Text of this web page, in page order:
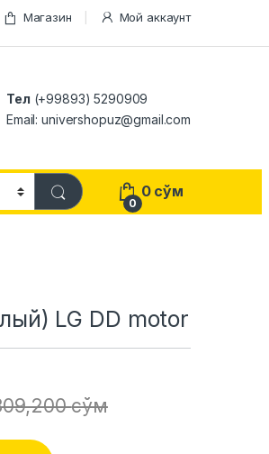
Магазин Мой аккаунт
Тел (+99893) 5290909
Email: univershopuz@gmail.com
0
0 сўм
LG DD motor
сўм